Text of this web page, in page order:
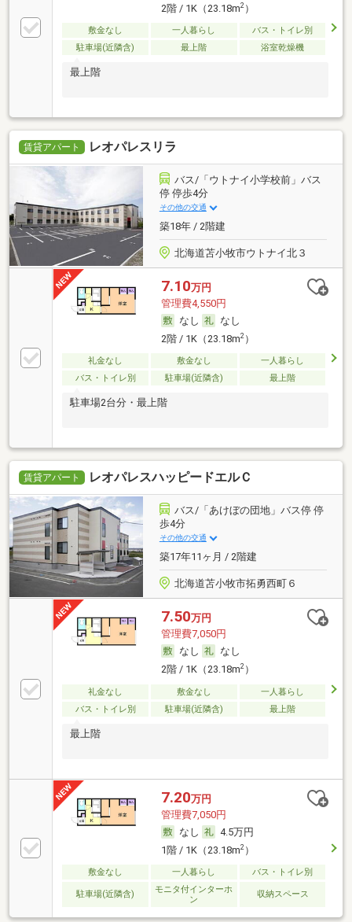
2階 / 1K（23.18m2）
敷金なし 一人暮らし
バス・トイレ別
駐車場(近隣含)
最上階 浴室乾燥機
最上階
賃貸アパート レオパレスリラ
バス/「ウトナイ小学校前」バス
停 停歩4分
その他の交通
築18年 / 2階建
北海道苫小牧市ウトナイ北３
7.10万円
管理費4,550円
なし
なし
2階 / 1K（23.18m2）
礼金なし 敷金なし
一人暮らし
バス・トイレ別
駐車場(近隣含) 最上階
駐車場2台分・最上階
賃貸アパート レオパレスハッピードエルＣ
バス/「あけぼの団地」バス停 停
歩4分
その他の交通
築17年11ヶ月 / 2階建
北海道苫小牧市拓勇西町６
7.50万円
管理費7,050円
なし
なし
2階 / 1K（23.18m2）
礼金なし 敷金なし
一人暮らし
バス・トイレ別
駐車場(近隣含) 最上階
最上階
7.20万円
管理費7,050円
なし
4.5万円
1階 / 1K（23.18m2）
敷金なし 一人暮らし バス・トイレ別
駐車場(近隣含)
モニタ付インターホ
ン
収納スペース